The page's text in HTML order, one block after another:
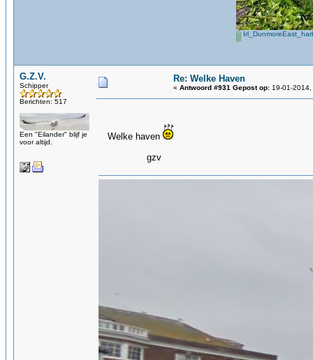
G.Z.V.
Schipper
Berichten: 517
Een "Eilander" blijf je
voor altijd.
Re: Welke Haven
« Antwoord #931 Gepost op: 19-01-
Welke haven
gzv